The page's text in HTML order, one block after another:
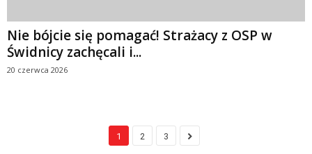
Nie bójcie się pomagać! Strażacy z OSP w
Świdnicy zachęcali i...
20 czerwca 2026
1 2 3